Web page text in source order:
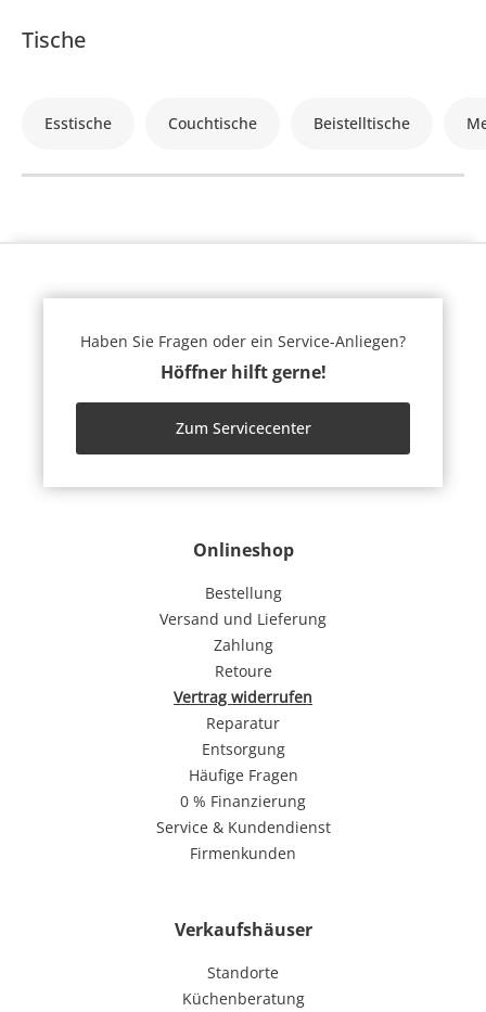
Tische
Esstische Couchtische Beistelltische
Onlineshop
Bestellung
Versand und Lieferung
Zahlung
Retoure
Vertrag widerrufen
Reparatur
Entsorgung
Häufige Fragen
0 % Finanzierung
Service & Kundendienst
Firmenkunden
Verkaufshäuser
Standorte
Küchenberatung
Haben Sie Fragen oder ein Service-Anliegen?
Höffner hilft gerne!
Zum Servicecenter